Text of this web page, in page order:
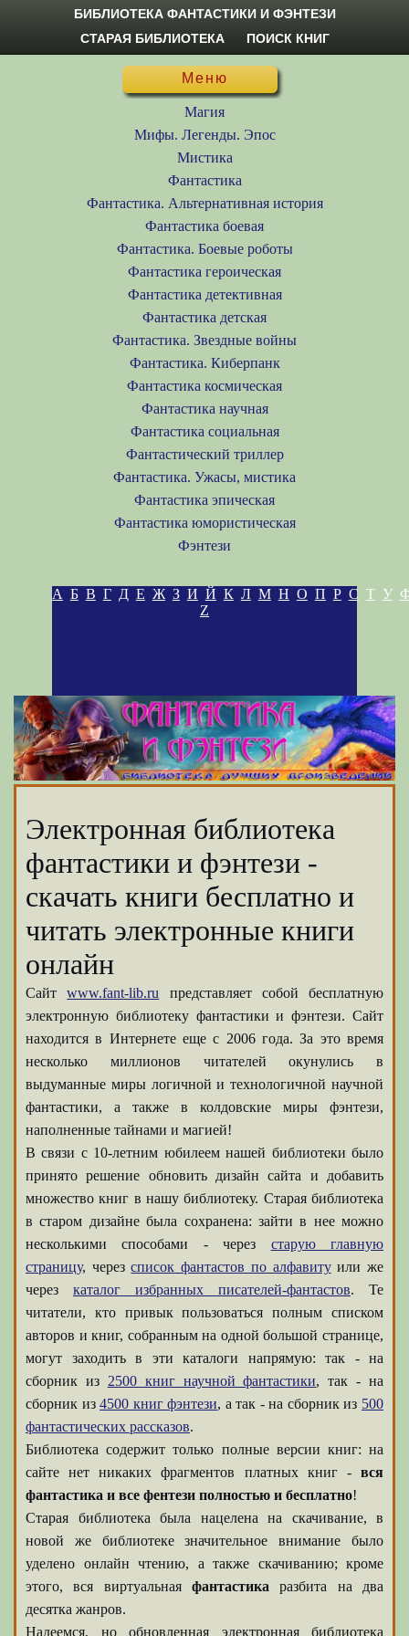
БИБЛИОТЕКА ФАНТАСТИКИ И ФЭНТЕЗИ
СТАРАЯ БИБЛИОТЕКА
ПОИСК КНИГ
Меню
Магия
Мифы. Легенды. Эпос
Мистика
Фантастика
Фантастика. Альтернативная история
Фантастика боевая
Фантастика. Боевые роботы
Фантастика героическая
Фантастика детективная
Фантастика детская
Фантастика. Звездные войны
Фантастика. Киберпанк
Фантастика космическая
Фантастика научная
Фантастика социальная
Фантастический триллер
Фантастика. Ужасы, мистика
Фантастика эпическая
Фантастика юмористическая
Фэнтези
А Б В Г Д Е Ж З И Й К Л М Н О П Р С Т У
Z
Электронная библиотека
фантастики и фэнтези -
скачать книги бесплатно и
читать электронные книги
онлайн
Сайтwww.fant-lib.ru представляет собой бесплатную
электронную библиотеку фантастики и фэнтези. Сайт
находится в Интернете еще с 2006 года. За это время
несколько миллионов читателей окунулись в
выдуманные миры логичной и технологичной научной
фантастики, а также в колдовские миры фэнтези,
наполненные тайнами и магией!
В связи с 10-летним юбилеем нашей библиотеки было
принято решение обновить дизайн сайта и добавить
множество книг в нашу библиотеку. Старая библиотека
в старом дизайне была сохранена: зайти в нее можно
несколькими способами - через старую главную
страницу, черезсписок фантастов по алфавитуили же
через каталог избранных писателей-фантастов. Те
читатели, кто привык пользоваться полным списком
авторов и книг, собранным на одной большой странице,
могут заходить в эти каталоги напрямую: так - на
сборник из 2500 книг научной фантастики, так - на
сборник из4500 книг фэнтези, а так - на сборник из 500
фантастических рассказов.
Библиотека содержит только полные версии книг: на
сайте нет никаких фрагментов платных книг - вся
фантастика и все фентези полностью и бесплатно!
Старая библиотека была нацелена на скачивание, в
новой же библиотеке значительное внимание было
уделено онлайн чтению, а также скачиванию; кроме
этого, вся виртуальная фантастика разбита на два
десятка жанров.
Надеемся, но обновленная электронная библиотека